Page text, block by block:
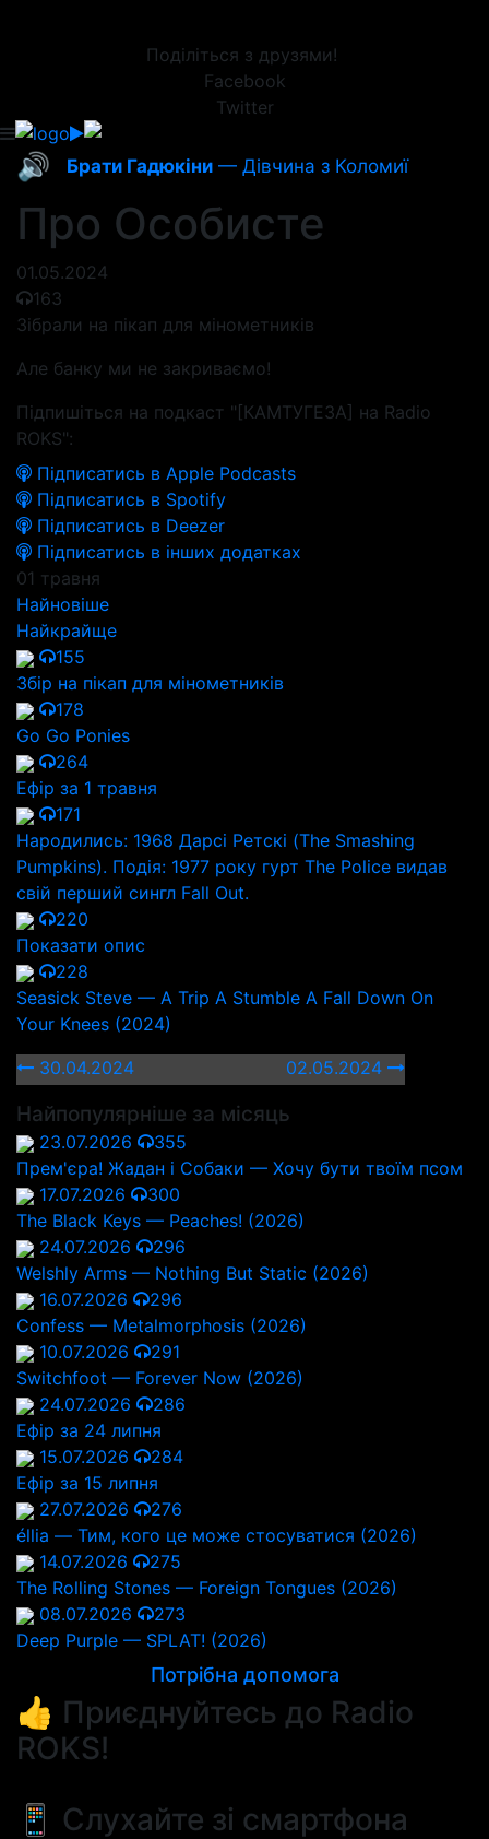
Поділіться з друзями!
Facebook
Twitter
🔊 Брати Гадюкіни — Дівчина з Коломиї
Про Особисте
01.05.2024
163
Зібрали на пікап для мінометників
Але банку ми не закриваємо!
Підпишіться на подкаст "[КАМТУГЕЗА] на Radio
ROKS":
Підписатись в Apple Podcasts
Підписатись в Spotify
Підписатись в Deezer
Підписатись в інших додатках
01 травня
Найновіше
Найкрайще
155
Збір на пікап для мінометників
178
Go Go Ponies
264
Ефір за 1 травня
171
Народились: 1968 Дарсі Ретскі (The Smashing
Pumpkins). Подія: 1977 року гурт The Police видав
свій перший сингл Fall Out.
220
Показати опис
228
Seasick Steve — A Trip A Stumble A Fall Down On
Your Knees (2024)
30.04.2024
02.05.2024
Найпопулярніше за місяць
23.07.2026
355
Прем'єра! Жадан і Собаки — Хочу бути твоїм псом
17.07.2026
300
The Black Keys — Peaches! (2026)
24.07.2026
296
Welshly Arms — Nothing But Static (2026)
16.07.2026
296
Confess — Metalmorphosis (2026)
10.07.2026
291
Switchfoot — Forever Now (2026)
24.07.2026
286
Ефір за 24 липня
15.07.2026
284
Ефір за 15 липня
27.07.2026
276
éllia — Тим, кого це може стосуватися (2026)
14.07.2026
275
The Rolling Stones — Foreign Tongues (2026)
08.07.2026
273
Deep Purple — SPLAT! (2026)
Потрібна допомога
👍 Приєднуйтесь до Radio
ROKS!
📱 Слухайте зі смартфона